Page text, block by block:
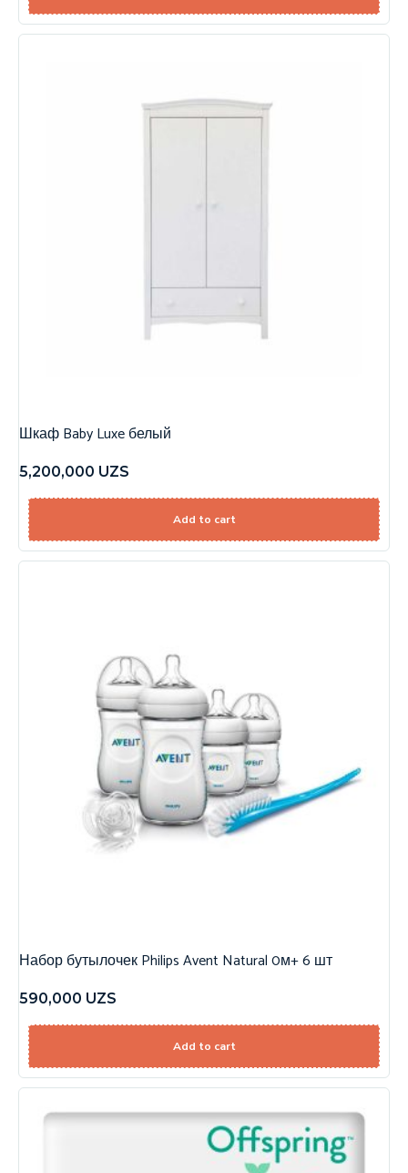
Шкаф Baby Luxe белый
5,200,000 UZS
Add to cart
Набор бутылочек Philips Avent Natural 0м+ 6 шт
590,000 UZS
Add to cart